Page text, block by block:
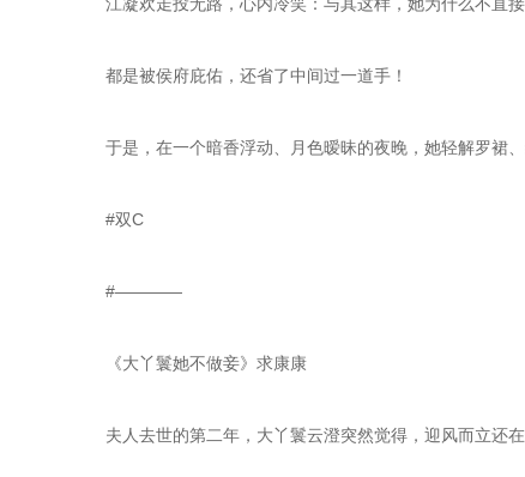
都是被侯府庇佑，还省了中间过一道手！
于是，在一个暗香浮动、月色暧昧的夜晚，她轻解罗裙
#双C
#————
《大丫鬟她不做妾》求康康
夫人去世的第二年，大丫鬟云澄突然觉得，迎风而立还在